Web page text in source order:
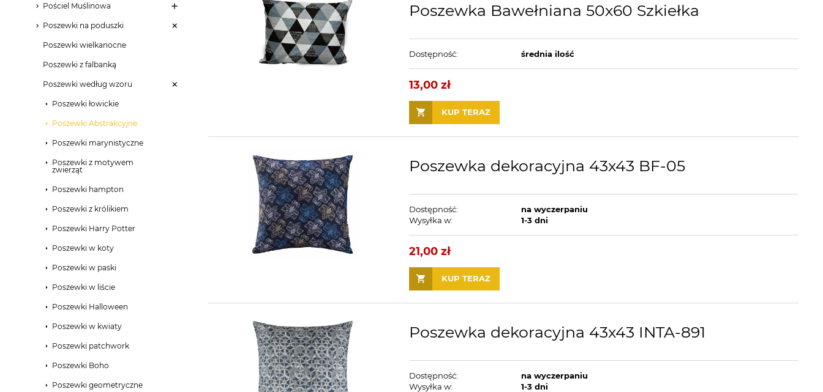
Pościel Muślinowa
Poszewki na poduszki
Poszewki wielkanocne
Poszewki z falbanką
Poszewki według wzoru
Poszewki łowickie
Poszewki Abstrakcyjne
Poszewki marynistyczne
Poszewki z motywem
zwierząt
Poszewki hampton
Poszewki z królikiem
Poszewki Harry Potter
Poszewki w koty
Poszewki w paski
Poszewki w liście
Poszewki Halloween
Poszewki w kwiaty
Poszewki patchwork
Poszewki Boho
Poszewki geometryczne
Poszewka Bawełniana 50x60 Szkiełka
Dostępność: średnia ilość
13,00 zł
KUP TERAZ
Poszewka dekoracyjna 43x43 BF-05
Dostępność:
na wyczerpaniu
Wysyłka w:
1-3 dni
21,00 zł
KUP TERAZ
Poszewka dekoracyjna 43x43 INTA-891
Dostępność:
na wyczerpaniu
Wysyłka w:
1-3 dni